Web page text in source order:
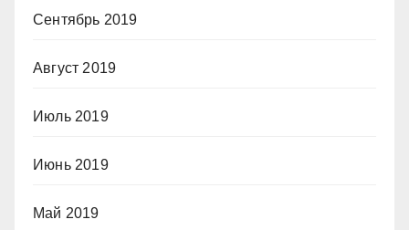
Сентябрь 2019
Август 2019
Июль 2019
Июнь 2019
Май 2019